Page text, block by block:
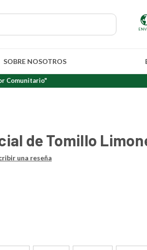
SOBRE NOSOTROS
de Tomillo
una reseña